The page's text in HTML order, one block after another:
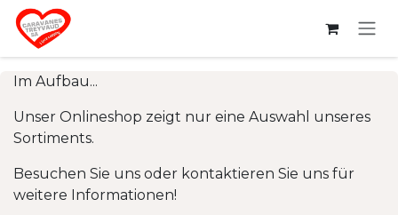
Zum Inhalt springen
Im Aufbau...
Unser Onlineshop zeigt nur eine Auswahl unseres
Sortiments.
Besuchen Sie uns oder kontaktieren Sie uns für
weitere Informationen!